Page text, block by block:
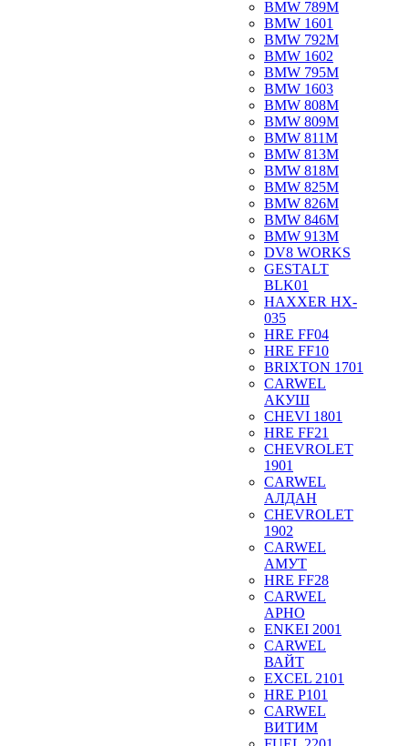
BMW 789M
BMW 1601
BMW 792M
BMW 1602
BMW 795M
BMW 1603
BMW 808M
BMW 809M
BMW 811M
BMW 813M
BMW 818M
BMW 825M
BMW 826M
BMW 846M
BMW 913M
DV8 WORKS
GESTALT
BLK01
HAXXER HX-
035
HRE FF04
HRE FF10
BRIXTON 1701
CARWEL
АКУШ
CHEVI 1801
HRE FF21
CHEVROLET
1901
CARWEL
АЛДАН
CHEVROLET
1902
CARWEL
АМУТ
HRE FF28
CARWEL
АРНО
ENKEI 2001
CARWEL
ВАЙТ
EXCEL 2101
HRE P101
CARWEL
ВИТИМ